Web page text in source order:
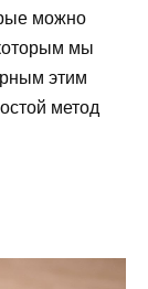
можно
мы
этим
метод